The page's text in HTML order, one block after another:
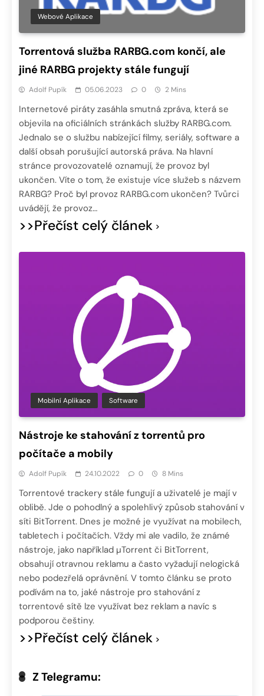
Webové Aplikace
Torrentová služba RARBG.com končí, ale
jiné RARBG projekty stále fungují
Adolf Pupík 05.06.2023 0 2 Mins
Internetové piráty zasáhla smutná zpráva, která se
objevila na oficiálních stránkách služby RARBG.com.
Jednalo se o službu nabízející filmy, seriály, software a
další obsah porušující autorská práva. Na hlavní
stránce provozovatelé oznamují, že provoz byl
ukončen. Víte o tom, že existuje více služeb s názvem
RARBG? Proč byl provoz RARBG.com ukončen? Tvůrci
uvádějí, že provoz…
>>Přečíst celý článek
Mobilní Aplikace Software
Nástroje ke stahování z torrentů pro
počítače a mobily
Adolf Pupík 24.10.2022 0 8 Mins
Torrentové trackery stále fungují a uživatelé je mají v
oblibě. Jde o pohodlný a spolehlivý způsob stahování v
síti BitTorrent. Dnes je možné je využívat na mobilech,
tabletech i počítačích. Vždy mi ale vadilo, že známé
nástroje, jako například µTorrent či BitTorrent,
obsahují otravnou reklamu a často vyžadují nelogická
nebo podezřelá oprávnění. V tomto článku se proto
podívám na to, jaké nástroje pro stahování z
torrentové sítě lze využívat bez reklam a navíc s
podporou češtiny.
>>Přečíst celý článek
Z Telegramu: